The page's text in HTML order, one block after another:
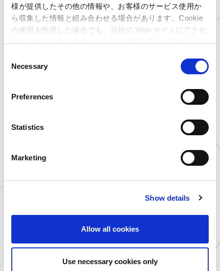
様が提供したその他の情報や、お客様のサービス使用か
ら収集した情報と組み合わせる場合があります。Cookie
の使用を拒否した場合でも、当社の Web サイトにアクセ
スすることはできますが、一部の機能が正しく動作しな
c
Necessary
Preferences
Statistics
Marketing
Show details
Allow all cookies
Use necessary cookies only
・受付時間：10：00～16：00（※店内カウンターにて受付いたしま
す）
・体験会 ：16：00～18：00
※開催店舗は、今回公開した店舗だけでなく、今後続々と追加予
開催店舗が確定しましたらこちらのページにて更新・公開し
て参ります。
トでも開催店舗をポストさせて
いただきますので、ぜひ公式アカウントのフォローもお願いたしま
『ストリートファイター6 タイプアーケード』公式サイト
©TAITO CORPORATION 2023 ALL RIGHTS RESERVED.